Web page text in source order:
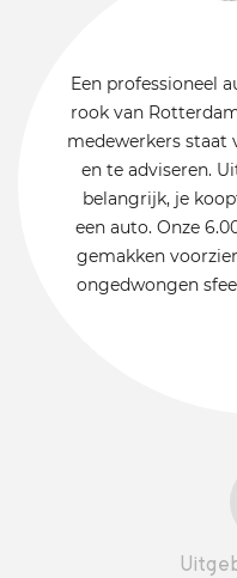
Een professioneel
rook van
medewerkers staat
en te adviseren.
belangrijk, je
een auto. Onze
gemakken
ongedwongen